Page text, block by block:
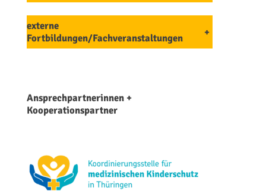
externe
Fortbildungen/Fachveranstaltungen
+
Ansprechpartnerinnen +
Kooperationspartner